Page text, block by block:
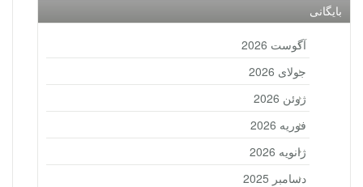
بایگانی
آگوست 2026
جولای 2026
ژوئن 2026
فوریه 2026
ژانویه 2026
دسامبر 2025